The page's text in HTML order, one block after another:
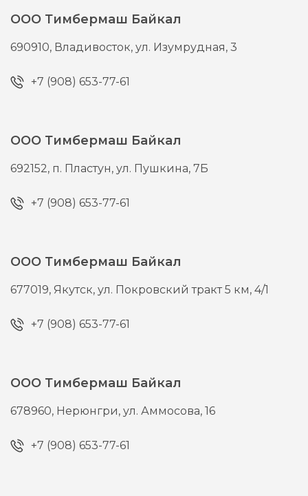
ООО Тимбермаш Байкал
690910, Владивосток,ул. Изумрудная, 3
+7 (908) 653-77-61
ООО Тимбермаш Байкал
692152, п. Пластун,ул. Пушкина, 7Б
+7 (908) 653-77-61
ООО Тимбермаш Байкал
677019, Якутск,ул. Покровский тракт 5 км, 4/1
+7 (908) 653-77-61
ООО Тимбермаш Байкал
678960, Нерюнгри,ул. Аммосова, 16
+7 (908) 653-77-61